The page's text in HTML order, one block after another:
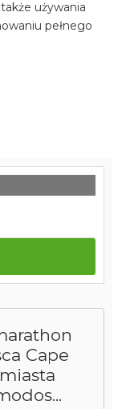
używania
pełnego
Cape